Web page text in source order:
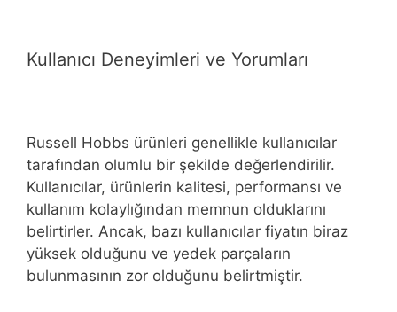
Kullanıcı Deneyimleri ve Yorumları
Russell Hobbs ürünleri genellikle kullanıcılar
tarafından olumlu bir şekilde değerlendirilir.
Kullanıcılar, ürünlerin kalitesi, performansı ve
kullanım kolaylığından memnun olduklarını
belirtirler. Ancak, bazı kullanıcılar fiyatın biraz
yüksek olduğunu ve yedek parçaların
bulunmasının zor olduğunu belirtmiştir.